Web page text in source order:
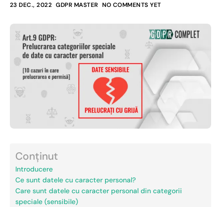
23 DEC., 2022 GDPR MASTER NO COMMENTS YET
Conținut
Introducere
Ce sunt datele cu caracter personal?
Care sunt datele cu caracter personal din categorii
speciale (sensibile)